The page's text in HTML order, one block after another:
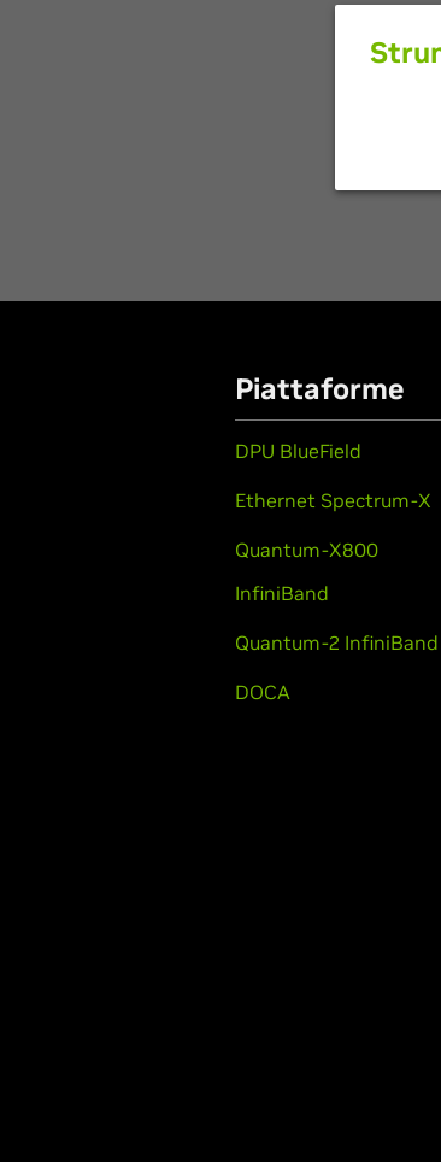
Piattaforme
DPU BlueField
Ethernet Spectrum-X
Quantum-X800
InfiniBand
Quantum-2 InfiniBand
DOCA